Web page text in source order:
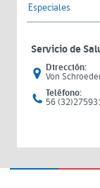
Especiales
Servicio de
Dirección:
Von
Teléfono:
56